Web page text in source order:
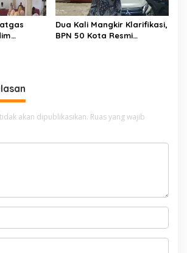
Dua Kali Mangkir Klarifikasi,
BPN 50 Kota Resmi
akan dipublikasikan. Ruas yang wajib